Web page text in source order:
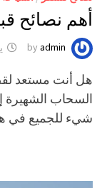
أهم نصائح
byadmin
هل أنت مستعد
السحاب الشهيرة
شيء للجميع في